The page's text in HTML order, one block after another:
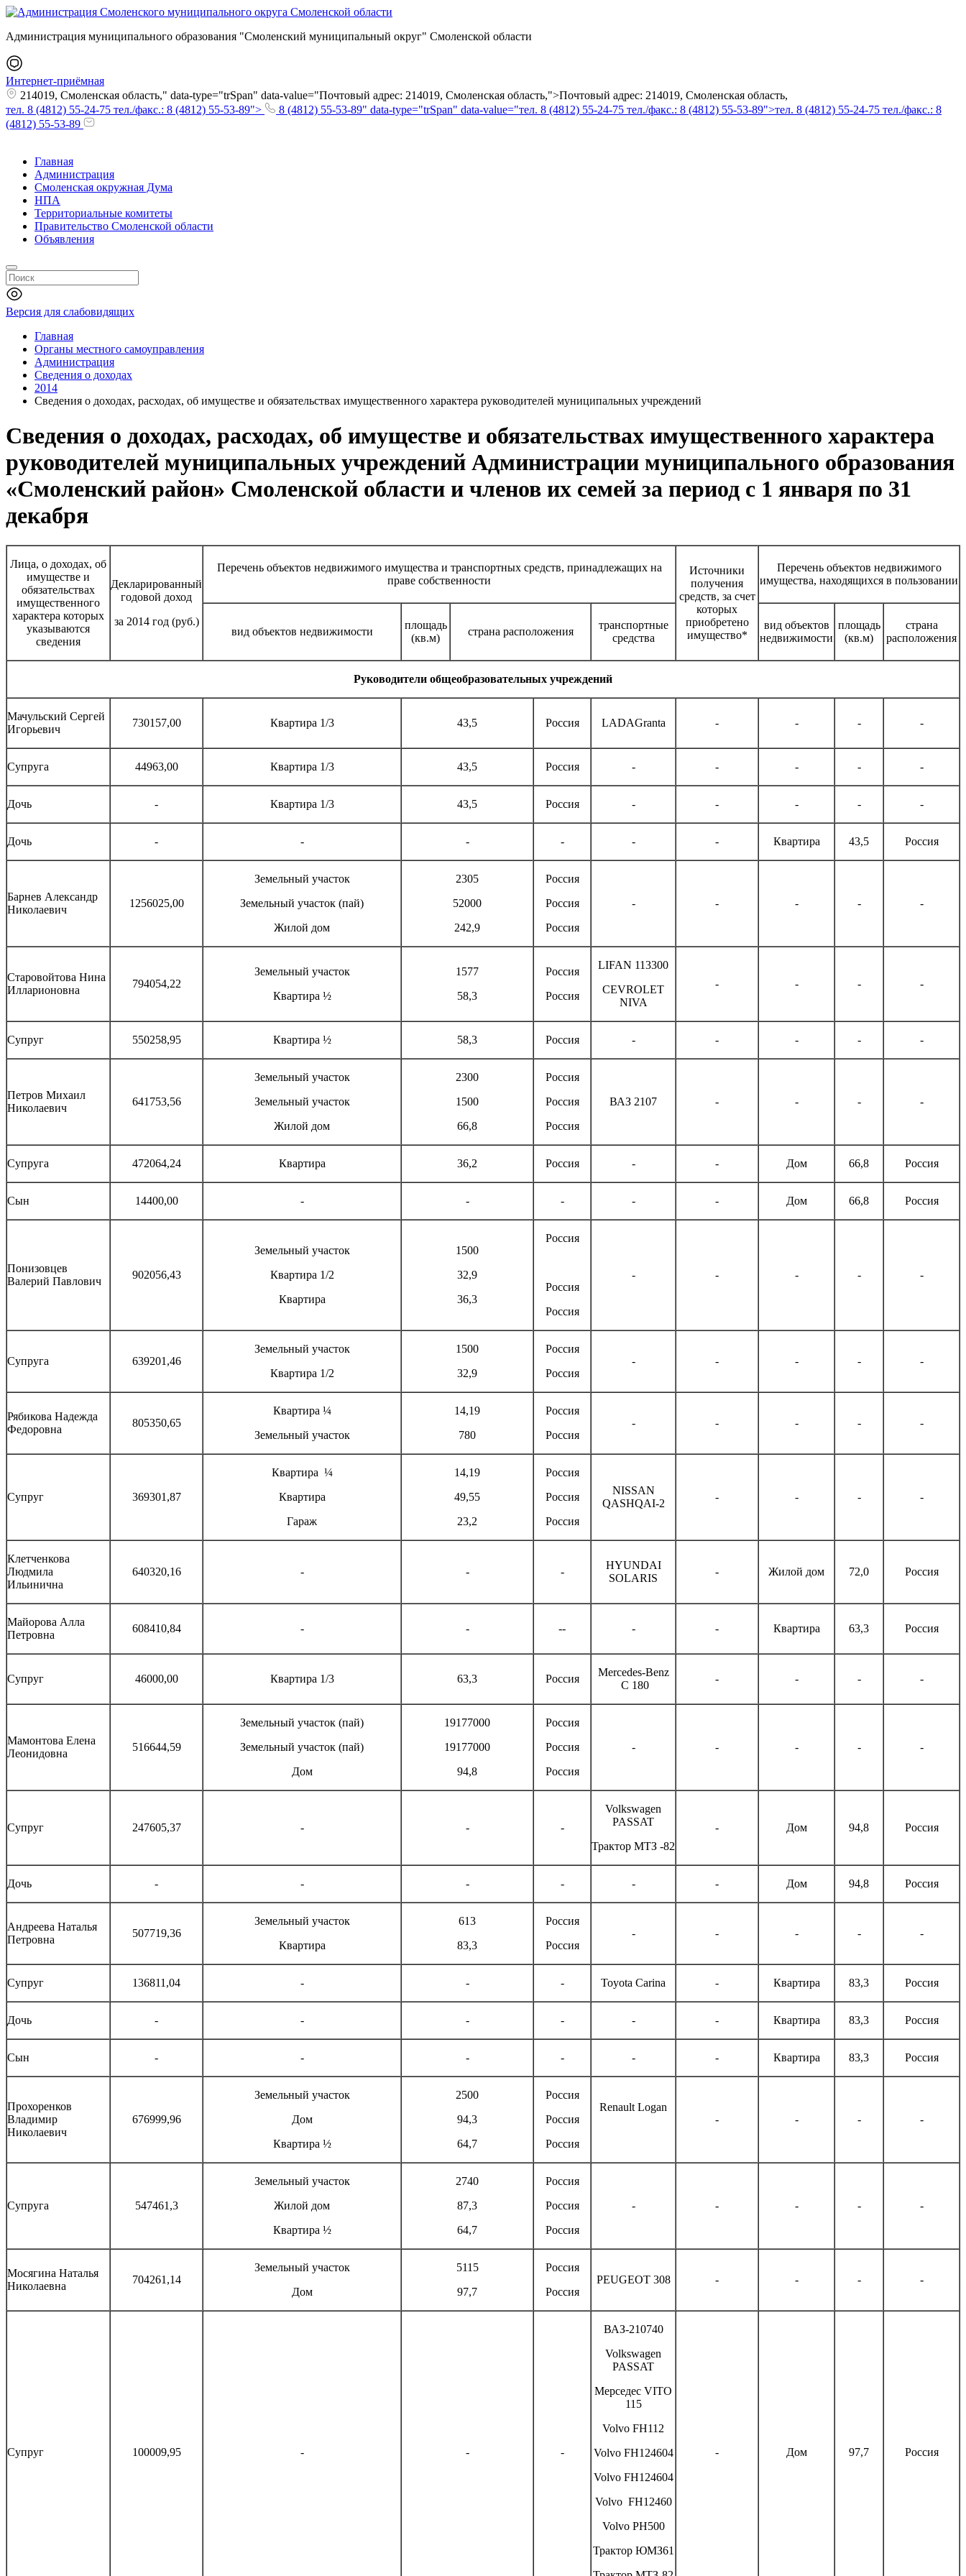
Администрация муниципального образования "Смоленский муниципальный округ" Смоленской области
Интернет-приёмная
214019, Смоленская область," data-type="trSpan" data-value="Почтовый адрес: 214019, Смоленская область,">Почтовый адрес: 214019, Смоленская область,
тел. 8 (4812) 55-24-75 тел./факс.: 8 (4812) 55-53-89">
8 (4812) 55-53-89" data-type="trSpan" data-value="тел. 8 (4812) 55-24-75 тел./факс.: 8 (4812) 55-53-89">тел. 8 (4812) 55-24-75 тел./факс.: 8
(4812) 55-53-89
Главная
Администрация
Смоленская окружная Дума
НПА
Территориальные комитеты
Правительство Смоленской области
Объявления
Версия для слабовидящих
Главная
Органы местного самоуправления
Администрация
Сведения о доходах
2014
Сведения о доходах, расходах, об имуществе и обязательствах имущественного характера руководителей муниципальных учреждений
Сведения о доходах, расходах, об имуществе и обязательствах имущественного характера
руководителей муниципальных учреждений Администрации муниципального образования
«Смоленский район» Смоленской области и членов их семей за период с 1 января по 31
декабря
Лица, о доходах, об
имуществе и
обязательствах
имущественного
характера которых
указываются
сведения
Декларированный
годовой доход
за 2014 год (руб.)
Перечень объектов недвижимого имущества и транспортных средств, принадлежащих на
праве собственности
Источники
получения
средств, за счет
которых
приобретено
имущество*
Перечень объектов недвижимого
имущества, находящихся в пользовании
вид объектов недвижимости
площадь
(кв.м)
страна расположения
транспортные
средства
вид объектов
недвижимости
площадь
(кв.м)
страна
расположения
Руководители общеобразовательных учреждений
Мачульский Сергей
Игорьевич
730157,00 Квартира 1/3 43,5 Россия LADAGranta - - - -
Супруга 44963,00 Квартира 1/3 43,5 Россия - - - - -
Дочь - Квартира 1/3 43,5 Россия - - - - -
Дочь - - - - - - Квартира 43,5 Россия
Барнев Александр
Николаевич
1256025,00
Земельный участок
Земельный участок (пай)
Жилой дом
2305
52000
242,9
Россия
Россия
Россия
- - - - -
Старовойтова Нина
Илларионовна
794054,22
Земельный участок
Квартира ½
1577
58,3
Россия
Россия
LIFAN 113300
CEVROLET
NIVA
- - - -
Супруг 550258,95 Квартира ½ 58,3 Россия - - - - -
Петров Михаил
Николаевич
641753,56
Земельный участок
Земельный участок
Жилой дом
2300
1500
66,8
Россия
Россия
Россия
ВАЗ 2107 - - - -
Супруга 472064,24 Квартира 36,2 Россия - - Дом 66,8 Россия
Сын 14400,00 - - - - - Дом 66,8 Россия
Понизовцев
Валерий Павлович
902056,43
Земельный участок
Квартира 1/2
Квартира
1500
32,9
36,3
Россия
Россия
Россия
- - - - -
Супруга 639201,46
Земельный участок
Квартира 1/2
1500
32,9
Россия
Россия
- - - - -
Рябикова Надежда
Федоровна
805350,65
Квартира ¼
Земельный участок
14,19
780
Россия
Россия
- - - - -
Супруг 369301,87
Квартира ¼
Квартира
Гараж
14,19
49,55
23,2
Россия
Россия
Россия
NISSAN
QASHQAI-2
- - - -
Клетченкова
Людмила
Ильинична
640320,16 - - -
HYUNDAI
SOLARIS
- Жилой дом 72,0 Россия
Майорова Алла
Петровна
608410,84 - - -- - - Квартира 63,3 Россия
Супруг 46000,00 Квартира 1/3 63,3 Россия
Mercedes-Benz
С 180
- - - -
Мамонтова Елена
Леонидовна
516644,59
Земельный участок (пай)
Земельный участок (пай)
Дом
19177000
19177000
94,8
Россия
Россия
Россия
- - - - -
Супруг 247605,37 - - -
Volkswagen
PASSAT
Трактор МТЗ -82
- Дом 94,8 Россия
Дочь - - - - - - Дом 94,8 Россия
Андреева Наталья
Петровна
507719,36
Земельный участок
Квартира
613
83,3
Россия
Россия
- - - - -
Супруг 136811,04 - - - Toyota Carina - Квартира 83,3 Россия
Дочь - - - - - - Квартира 83,3 Россия
Сын - - - - - - Квартира 83,3 Россия
Прохоренков
Владимир
Николаевич
676999,96
Земельный участок
Дом
Квартира ½
2500
94,3
64,7
Россия
Россия
Россия
Renault Logan
-
- - -
Супруга 547461,3
Земельный участок
Жилой дом
Квартира ½
2740
87,3
64,7
Россия
Россия
Россия
- - - - -
Мосягина Наталья
Николаевна
704261,14
Земельный участок
Дом
5115
97,7
Россия
Россия
PEUGEOT 308 - - - -
Супруг 100009,95 - - -
ВАЗ-210740
Volkswagen
PASSAT
Мерседес VITO
115
Volvo FH112
Volvo FH124604
Volvo FH124604
Volvo FH12460
Volvo PH500
Трактор ЮМЗ61
- Дом 97,7 Россия